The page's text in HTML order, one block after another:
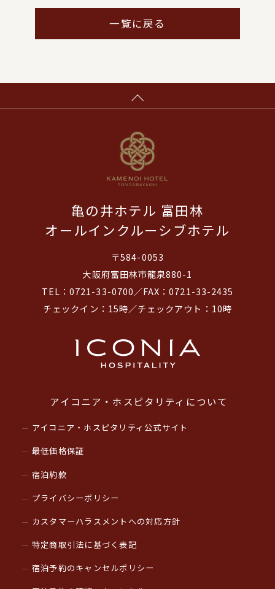
一覧に戻る
亀の井ホテル 富田林
オールインクルーシブホテル
〒584-0053
大阪府富田林市龍泉880-1
TEL：0721-33-0700／FAX：0721-33-2435
チェックイン：15時／チェックアウト：10時
アイコニア・ホスピタリティについて
アイコニア・ホスピタリティ公式サイト
最低価格保証
宿泊約款
プライバシーポリシー
カスタマーハラスメントへの対応方針
特定商取引法に基づく表記
宿泊予約のキャンセルポリシー